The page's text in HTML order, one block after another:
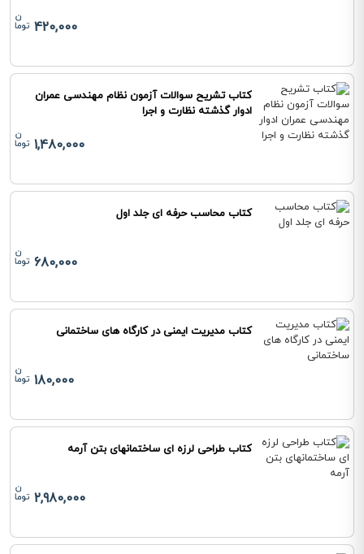
420,000
کتاب تشریح سوالات آزمون نظام مهندسی عمران
ادوار گذشته نظارت و اجرا
1,480,000
کتاب محاسب حرفه ای جلد اول
680,000
کتاب مدیریت ایمنی در کارگاه های ساختمانی
180,000
کتاب طراحی لرزه ای ساختمانهای بتن آرمه
2,980,000